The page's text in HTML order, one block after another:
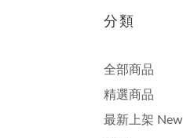
分類
全部商品
精選商品
最新上架 New